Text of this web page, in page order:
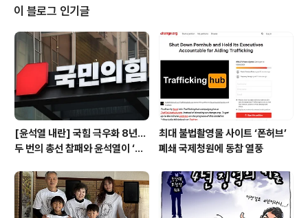
미네소타 소재 허라이즌 뱅크, 캘리포니아 소재 메트로퍼시픽 뱅크 등 5개 은행
이 문을 닫았다고 밝혔다. 미래은행은 지난달 29일 기준으로 총자산이 4억5천
600만달러, 예금수..
이 블로그 인기글
[윤석열 내란] 국힘 극우화 8년…
두 번의 총선 참패와 윤석열이 ‘폭
최대 불법촬영물 사이트 ‘폰허브’
폐쇄 국제청원에 동참 열풍